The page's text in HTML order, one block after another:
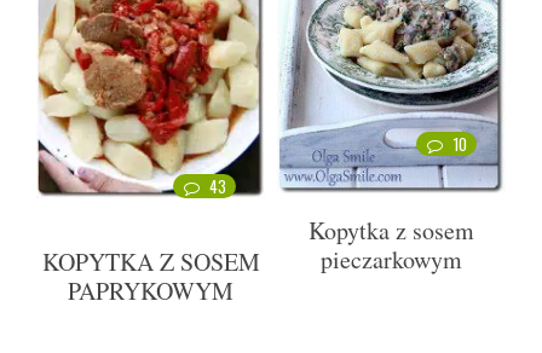
43
KOPYTKA Z SOSEM
PAPRYKOWYM
10
Kopytka z sosem
pieczarkowym